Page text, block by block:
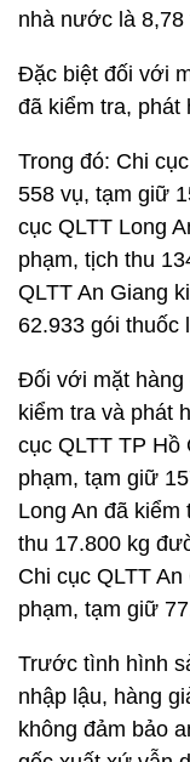
nhà nước là 8,78
Đặc biệt đối với
đã kiểm tra, phát
Trong đó: Chi
558 vụ, tạm giữ
cục QLTT Long
phạm, tịch thu
QLTT An Giang
62.933 gói thuốc
Đối với mặt hàng
kiểm tra và phát
cục QLTT TP Hồ
phạm, tạm giữ
Long An đã kiểm
thu 17.800 kg
Chi cục QLTT
phạm, tạm giữ
Trước tình hình
nhập lậu, hàng
không đảm bảo